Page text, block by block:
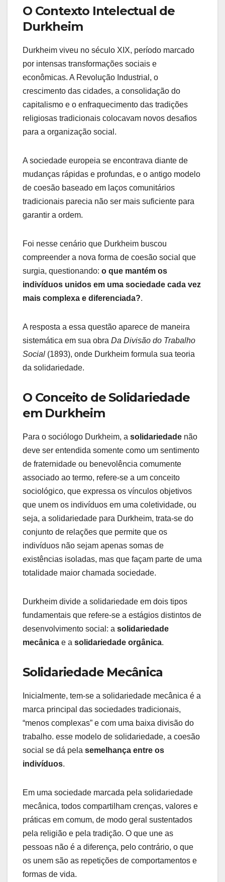
O Contexto Intelectual de
Durkheim
Durkheim viveu no século XIX, período marcado
por intensas transformações sociais e
econômicas. A Revolução Industrial, o
crescimento das cidades, a consolidação do
capitalismo e o enfraquecimento das tradições
religiosas tradicionais colocavam novos desafios
para a organização social.
A sociedade europeia se encontrava diante de
mudanças rápidas e profundas, e o antigo modelo
de coesão baseado em laços comunitários
tradicionais parecia não ser mais suficiente para
garantir a ordem.
Foi nesse cenário que Durkheim buscou
compreender a nova forma de coesão social que
surgia, questionando: o que mantém os
indivíduos unidos em uma sociedade cada vez
mais complexa e diferenciada?.
A resposta a essa questão aparece de maneira
sistemática em sua obra Da Divisão do Trabalho
Social (1893), onde Durkheim formula sua teoria
da solidariedade.
O Conceito de Solidariedade
em Durkheim
Para o sociólogo Durkheim, a solidariedade não
deve ser entendida somente como um sentimento
de fraternidade ou benevolência comumente
associado ao termo, refere-se a um conceito
sociológico, que expressa os vínculos objetivos
que unem os indivíduos em uma coletividade, ou
seja, a solidariedade para Durkheim, trata-se do
conjunto de relações que permite que os
indivíduos não sejam apenas somas de
existências isoladas, mas que façam parte de uma
totalidade maior chamada sociedade.
Durkheim divide a solidariedade em dois tipos
fundamentais que refere-se a estágios distintos de
desenvolvimento social: a solidariedade
mecânica e a solidariedade orgânica.
Solidariedade Mecânica
Inicialmente, tem-se a solidariedade mecânica é a
marca principal das sociedades tradicionais,
“menos complexas” e com uma baixa divisão do
trabalho. esse modelo de solidariedade, a coesão
social se dá pela semelhança entre os
indivíduos.
Em uma sociedade marcada pela solidariedade
mecânica, todos compartilham crenças, valores e
práticas em comum, de modo geral sustentados
pela religião e pela tradição. O que une as
pessoas não é a diferença, pelo contrário, o que
os unem são as repetições de comportamentos e
formas de vida.